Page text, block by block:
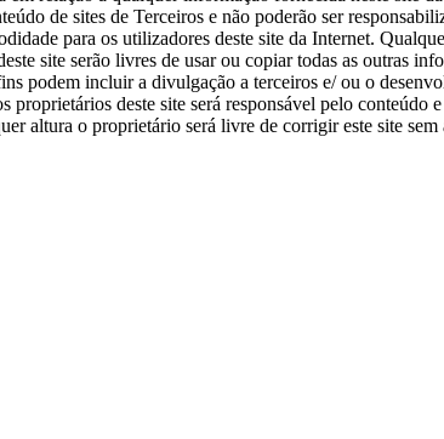
de sites de Terceiros e não poderão ser
para os utilizadores deste site da Internet.
site serão livres de usar ou copiar todas as outras
podem incluir a divulgação a terceiros e/ ou o
deste site será responsável pelo conteúdo
altura o proprietário será livre de corrigir este site